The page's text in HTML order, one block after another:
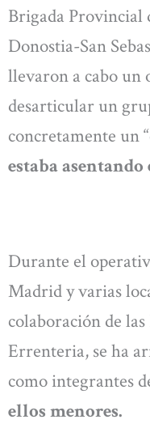
Brigada Provincial
Donostia-San
llevaron a cabo un
desarticular un
concretamente un
estaba
Durante el
Madrid y varias
colaboración de
Errenteria, se ha
como integrantes
ellos menores.